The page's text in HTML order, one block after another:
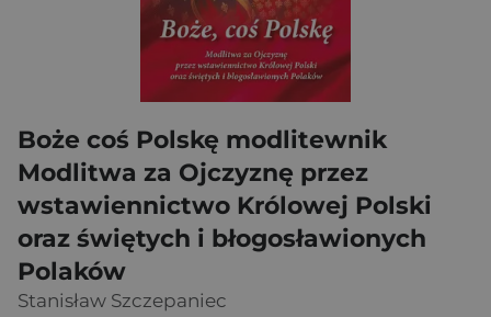
Boże coś Polskę modlitewnik
Modlitwa za Ojczyznę przez
wstawiennictwo Królowej Polski
oraz świętych i błogosławionych
Polaków
Stanisław Szczepaniec